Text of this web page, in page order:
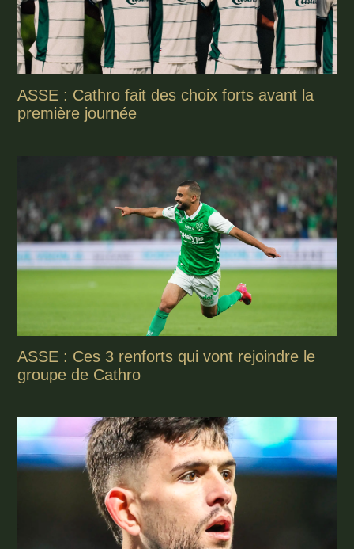
ASSE : Cathro fait des choix forts avant la
première journée
ASSE : Ces 3 renforts qui vont rejoindre le
groupe de Cathro